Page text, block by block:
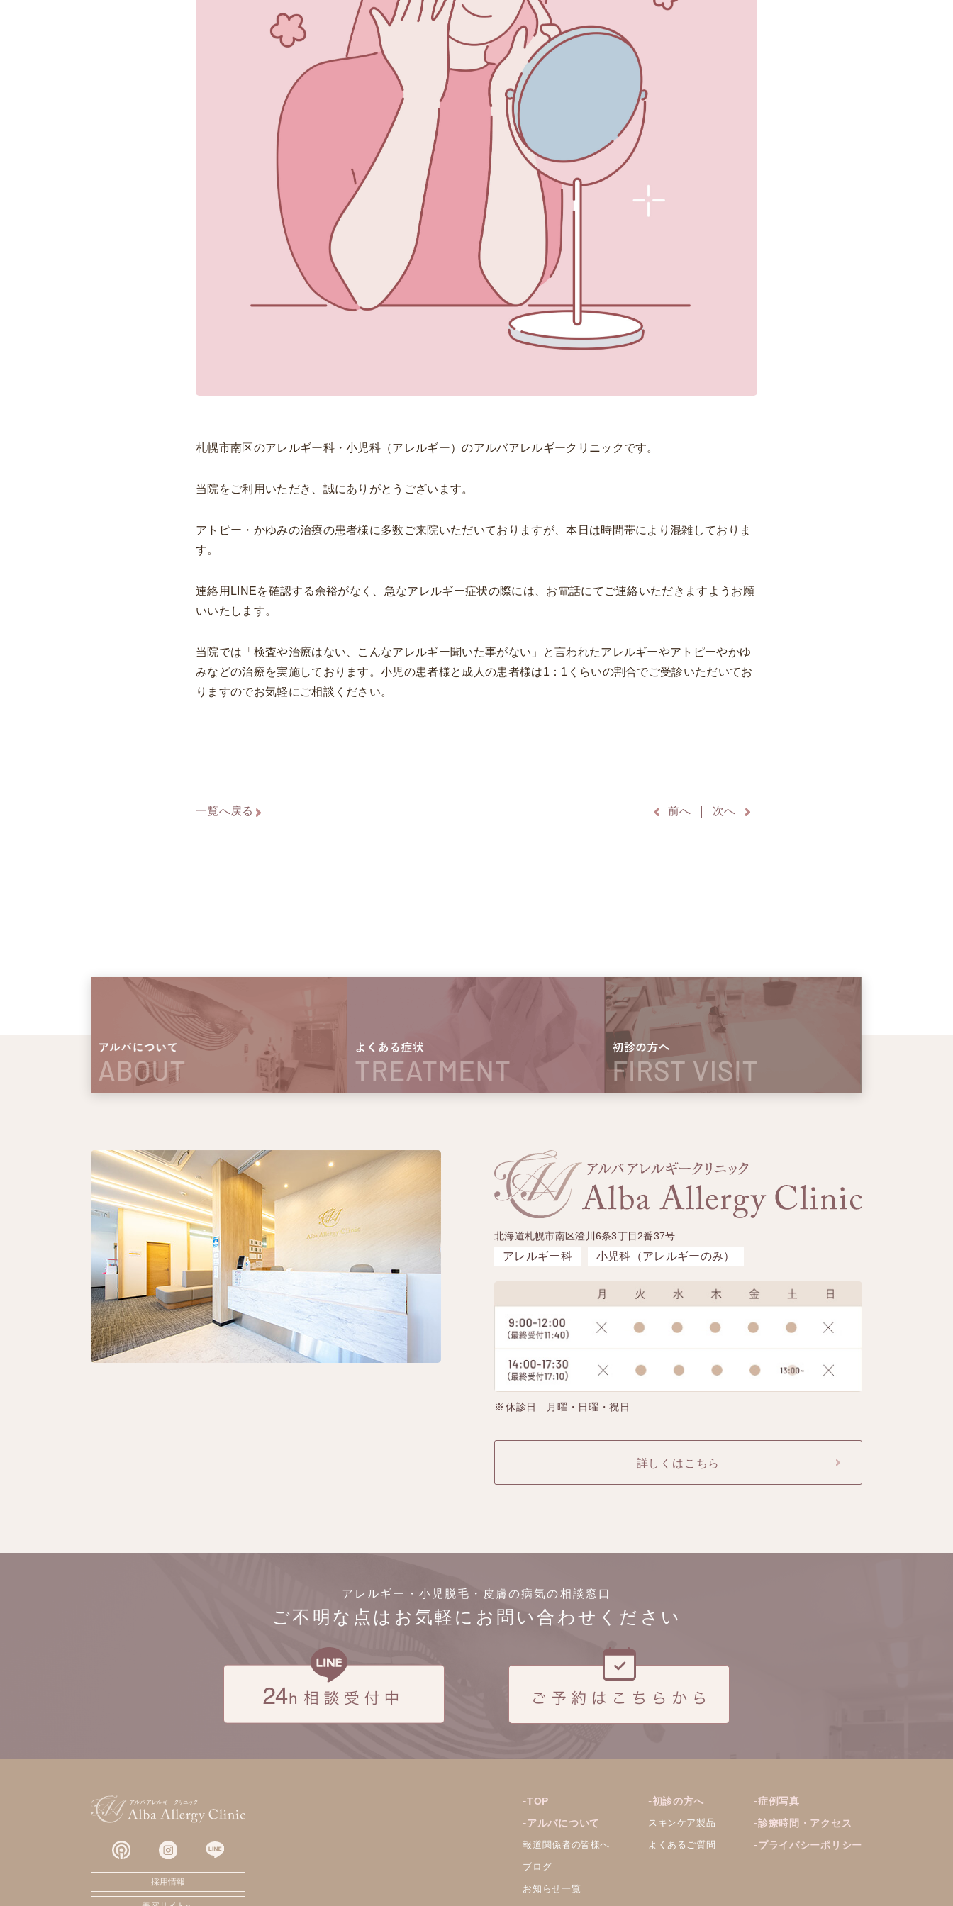
札幌市南区のアレルギー科・小児科（アレルギー）のアルバアレルギークリニックです。
当院をご利用いただき、誠にありがとうございます。
アトピー・かゆみの治療の患者様に多数ご来院いただいておりますが、本日は時間帯により混雑しておりま
す。
連絡用LINEを確認する余裕がなく、急なアレルギー症状の際には、お電話にてご連絡いただきますようお願
いいたします。
当院では「検査や治療はない、こんなアレルギー聞いた事がない」と言われたアレルギーやアトピーやかゆ
みなどの治療を実施しております。小児の患者様と成人の患者様は1：1くらいの割合でご受診いただいてお
りますのでお気軽にご相談ください。
一覧へ戻る 前へ 次へ
北海道札幌市南区澄川6条3丁目2番37号
アレルギー科 小児科（アレルギーのみ）
休診日 月曜・日曜・祝日
詳しくはこちら
アレルギー・小児脱毛・皮膚の病気の相談窓口
ご不明な点はお気軽にお問い合わせください
採用情報
TOP
アルバについて
報道関係者の皆様へ
ブログ
お知らせ一覧
初診の方へ
スキンケア製品
よくあるご質問
症例写真
診療時間・アクセス
プライバシーポリシー